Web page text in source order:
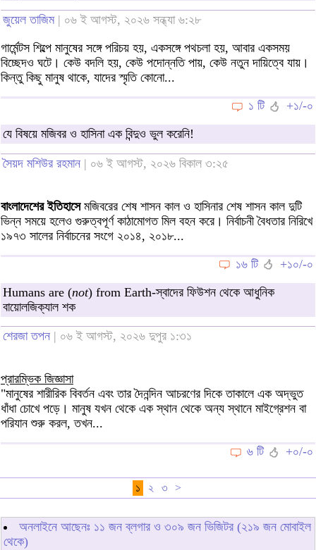
জুয়েল তাজিম| ০৬ ই আগস্ট, ২০২৬ সন্ধ্যা ৬:২৮
গার্মেন্টস শিল্পে মানুষের সঙ্গে পরিচয় হয়, একসঙ্গে পথচলা হয়, আবার একসময়
বিচ্ছেদও ঘটে। কেউ বদলি হয়, কেউ পদোন্নতি পায়, কেউ নতুন দায়িত্বে যায়।
কিন্তু কিছু মানুষ থাকে, যাদের স্মৃতি কোনো...
১ টি
+১/-০
যে বিষয়ে মজিবর ও হাসিনা এক বিন্দুও ভুল করেনি!
সৈয়দ মশিউর রহমান | ০৬ ই আগস্ট, ২০২৬ বিকাল ৩:২৫
বাংলাদেশের ইতিহাসেমজিবরের শেষ শাসন কাল ও হাসিনার শেষ শাসন কাল দুটি
ভিন্ন সময়ে হলেও গুরুত্বপূর্ণ কাঠামোগত মিল বহন করে। নির্বাচনী বৈধতার নিরিখে
১৯৭৩ সালের নির্বাচনের সংগে ২০১৪, ২০১৮...
১৬ টি
+১০/-০
Humans are (not) from Earth-স্বাদের ফিউশন থেকে আধুনিক
বায়োলজিক্যাল শক
শেরজা তপন | ০৬ ই আগস্ট, ২০২৬ দুপুর ১:৩১
প্রারম্ভিক জিজ্ঞাসা
"মানুষের শারীরিক বিবর্তন এবং তার দৈনন্দিন আচরণের দিকে তাকালে এক অদ্ভুত
ধাঁধা চোখে পড়ে। মানুষ যখন থেকে এক স্থান থেকে অন্য স্থানে মাইগ্রেশন বা
পরিযান শুরু করল, তখন...
৬ টি
+০/-০
১ ২ ৩ >
অনলাইনে আছেনঃ ১১ জন ব্লগার ও ৩০৯ জন ভিজিটর (২১৯ জন মোবাইল
থেকে)